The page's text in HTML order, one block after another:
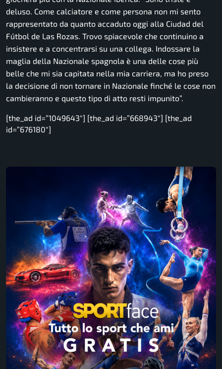
deluso. Come calciatore e come persona non mi sento
rappresentato da quanto accaduto oggi alla Ciudad del
Fútbol de Las Rozas. Trovo spiacevole che continuino a
insistere e a concentrarsi su una collega. Indossare la
maglia della Nazionale spagnola è una delle cose più
belle che mi sia capitata nella mia carriera, ma ho preso
la decisione di non tornare in Nazionale finché le cose non
cambieranno e questo tipo di atto resti impunito”.
[the_ad id=”1049643″] [the_ad id=”668943″] [the_ad
id=”676180″]